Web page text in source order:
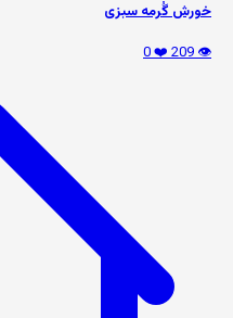
خورش گُرمه سبزی
👁️ 209
❤️ 0